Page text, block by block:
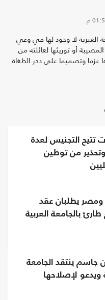
م
العبرية لا وجود لها في وعي
أو توريثها لعائلته من
عزما وتصميما على دحر الطغاة
تتيح التجنيس لعدة
من توطين
ومصر يطلبان عقد
طارئ بالجامعة العربية
جاسم ينتقد الجامعة
ويدعو لإصلاحها